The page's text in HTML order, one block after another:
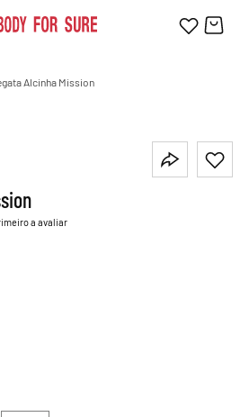
Alcinha Mission
a avaliar